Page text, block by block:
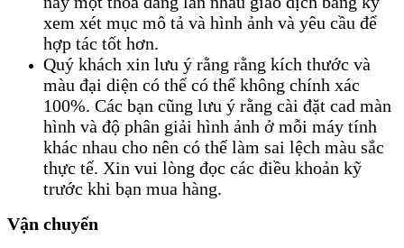
xem xét mục mô tả và hình ảnh và yêu cầu để
hợp tác tốt hơn.
Quý khách xin lưu ý rằng rằng kích thước và
màu đại diện có thể có thể không chính xác
100%. Các bạn cũng lưu ý rằng cài đặt cad màn
hình và độ phân giải hình ảnh ở mỗi máy tính
khác nhau cho nên có thể làm sai lệch màu sắc
thực tế. Xin vui lòng đọc các điều khoản kỹ
trước khi bạn mua hàng.
Vận chuyển